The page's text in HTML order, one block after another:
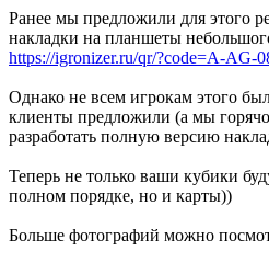
Ранее мы предложили для этого
накладки на планшеты
https://igronizer.ru/qr/?code=A-AG-
Однако не всем игрокам этого
клиенты предложили (а мы
разработать полную версию
Теперь не только ваши кубики
полном порядке, но и карты))
Больше фотографий можно